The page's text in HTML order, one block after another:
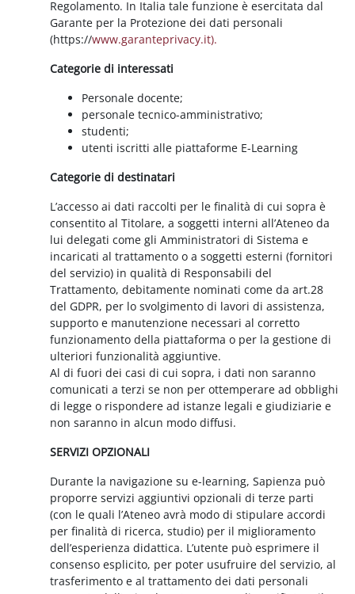
Regolamento. In Italia tale funzione è esercitata dal
Garante per la Protezione dei dati personali
(https://www.garanteprivacy.it).
Categorie di interessati
Personale docente;
personale tecnico-amministrativo;
studenti;
utenti iscritti alle piattaforme E-Learning
Categorie di destinatari
L’accesso ai dati raccolti per le finalità di cui sopra è
consentito al Titolare, a soggetti interni all’Ateneo da
lui delegati come gli Amministratori di Sistema e
incaricati al trattamento o a soggetti esterni (fornitori
del servizio) in qualità di Responsabili del
Trattamento, debitamente nominati come da art.28
del GDPR, per lo svolgimento di lavori di assistenza,
supporto e manutenzione necessari al corretto
funzionamento della piattaforma o per la gestione di
ulteriori funzionalità aggiuntive.
Al di fuori dei casi di cui sopra, i dati non saranno
comunicati a terzi se non per ottemperare ad obblighi
di legge o rispondere ad istanze legali e giudiziarie e
non saranno in alcun modo diffusi.
SERVIZI OPZIONALI
Durante la navigazione su e-learning, Sapienza può
proporre servizi aggiuntivi opzionali di terze parti
(con le quali l’Ateneo avrà modo di stipulare accordi
per finalità di ricerca, studio) per il miglioramento
dell’esperienza didattica. L’utente può esprimere il
consenso esplicito, per poter usufruire del servizio, al
trasferimento e al trattamento dei dati personali